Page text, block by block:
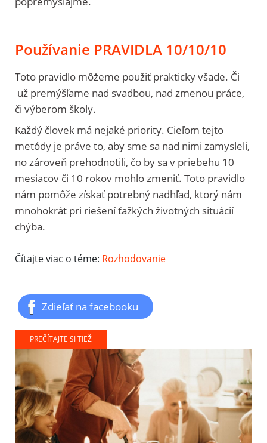
Používanie PRAVIDLA 10/10/10
Toto pravidlo môžeme použiť prakticky všade. Či
už premýšľame nad svadbou, nad zmenou práce,
či výberom školy.
Každý človek má nejaké priority. Cieľom tejto
metódy je práve to, aby sme sa nad nimi zamysleli,
no zároveň prehodnotili, čo by sa v priebehu 10
mesiacov či 10 rokov mohlo zmeniť. Toto pravidlo
nám pomôže získať potrebný nadhľad, ktorý nám
mnohokrát pri riešení ťažkých životných situácií
chýba.
Čítajte viac o téme: Rozhodovanie
Zdieľať na facebooku
PREČÍTAJTE SI TIEŽ